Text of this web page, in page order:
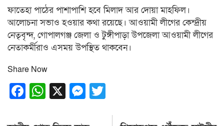
ফাতেহা পাঠের পাশাপাশি হবে মিলাদ আর দোয়া মাহফিল।
আলোচনা সভাও হওয়ার কথা রয়েছে। আওয়ামী লীগের কেন্দ্রীয়
নেতৃবৃন্দ, গোপালগঞ্জ জেলা ও টুঙ্গীপাড়া উপজেলা আওয়ামী লীগের
নেতাকর্মীরাও এসময় উপস্থিত থাকবেন।
Share Now
Facebook
WhatsApp
X Messenger
Post